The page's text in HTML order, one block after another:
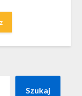
Szukaj